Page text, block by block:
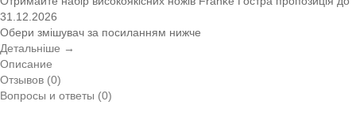
31.12.2026
Обери змішувач за посиланням нижче
Детальніше →
Описание
Отзывов (0)
Вопросы и ответы (0)